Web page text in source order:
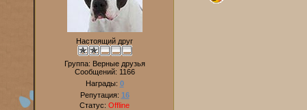
Настоящий друг
Группа: Верные друзья
Сообщений: 1166
Награды: 0
Репутация: 16
Статус: Offline